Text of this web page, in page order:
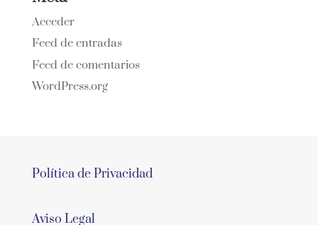
Acceder
Feed de entradas
Feed de comentarios
WordPress.org
Política de Privacidad
Aviso Legal